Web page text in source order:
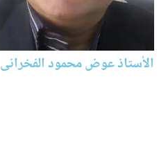
الأستاذ عوض محمود الفخرانى